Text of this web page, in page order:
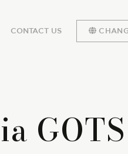
CONTACT US
GOTS